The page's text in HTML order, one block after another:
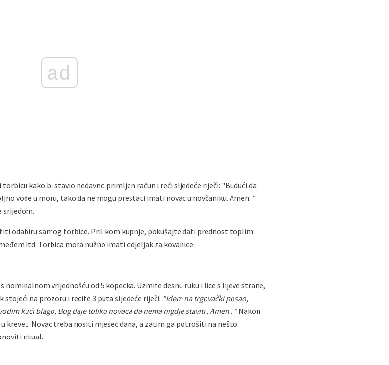
ad
kako bi stavio nedavno primljen račun i reći sljedeće riječi: "Budući da
vode u moru, tako da ne mogu prestati imati novac u novčaniku. Amen. "
srijedom.
odabiru samog torbice. Prilikom kupnje, pokušajte dati prednost toplim
itd. Torbica mora nužno imati odjeljak za kovanice.
vrijednošću od 5 kopecka. Uzmite desnu ruku i lice s lijeve strane,
stojeći na prozoru i recite 3 puta sljedeće riječi: "Idem na trgovački posao,
kući blago, Bog daje toliko novaca da nema nigdje staviti ,Amen. "Nakon
krevet. Novac treba nositi mjesec dana, a zatim ga potrošiti na nešto
ritual.